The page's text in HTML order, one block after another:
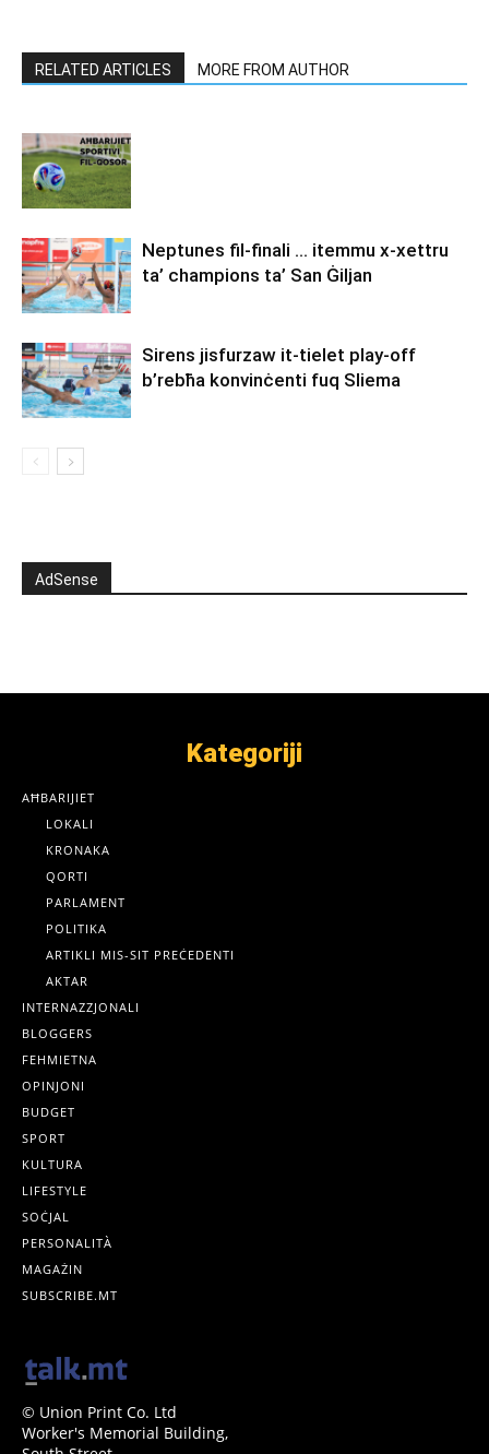
RELATED ARTICLES MORE FROM AUTHOR
Neptunes fil-finali … itemmu x-xettru
ta’ champions ta’ San Ġiljan
Sirens jisfurzaw it-tielet play-off
b’rebħa konvinċenti fuq Sliema
AdSense
Kategoriji
AĦBARIJIET
LOKALI
KRONAKA
QORTI
PARLAMENT
POLITIKA
ARTIKLI MIS-SIT PREĊEDENTI
AKTAR
INTERNAZZJONALI
BLOGGERS
FEHMIETNA
OPINJONI
BUDGET
SPORT
KULTURA
LIFESTYLE
SOĊJAL
PERSONALITÀ
MAGAŻIN
SUBSCRIBE.MT
© Union Print Co. Ltd
Worker's Memorial Building,